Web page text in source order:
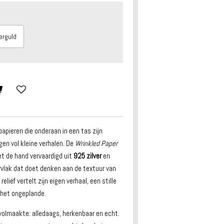
die onderaan in een tas zijn
vol kleine verhalen. De Wrinkled Paper
de hand vervaardigd uit 925 zilveren
dat doet denken aan de textuur van
vertelt zijn eigen verhaal, een stille
ongeplande.
alledaags, herkenbaar en echt.